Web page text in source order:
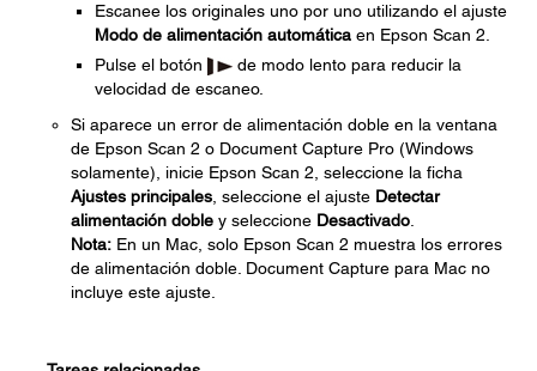
Escanee los originales uno por uno utilizando el ajuste
Modo de alimentación automática en Epson Scan 2.
Pulse el botón
de modo lento para reducir la
velocidad de escaneo.
Si aparece un error de alimentación doble en la ventana
de Epson Scan 2 o Document Capture Pro (Windows
solamente), inicie Epson Scan 2, seleccione la ficha
Ajustes principales , seleccione el ajuste Detectar
alimentación doble y seleccione Desactivado
Nota: En un Mac, solo Epson Scan 2 muestra los errores
de alimentación doble. Document Capture para Mac no
incluye este ajuste.